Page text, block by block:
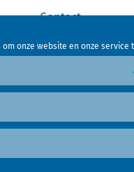
om onze website en onze
Contact
Cookiebeleid (EU)
Forum